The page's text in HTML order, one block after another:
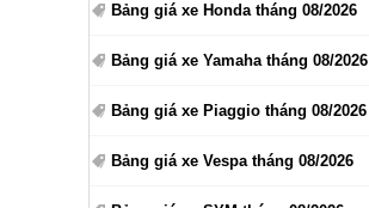
Bảng giá xe Honda tháng 08/2026
Bảng giá xe Yamaha tháng 08/2026
Bảng giá xe Piaggio tháng 08/2026
Bảng giá xe Vespa tháng 08/2026